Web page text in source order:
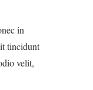
in
tincidunt
velit,